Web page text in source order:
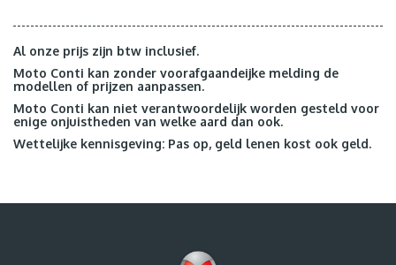
Al onze prijs zijn btw inclusief.
Moto Conti kan zonder voorafgaandeijke melding de
modellen of prijzen aanpassen.
Moto Conti kan niet verantwoordelijk worden gesteld voor
enige onjuistheden van welke aard dan ook.
Wettelijke kennisgeving: Pas op, geld lenen kost ook geld.